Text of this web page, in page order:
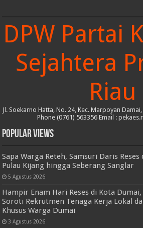
DPW Partai
Sejahtera
Riau
Jl. Soekarno Hatta, No. 24, Kec. Marpoyan
Phone (0761) 563356 Email :
Popular Views
Sapa Warga Reteh, Samsuri Daris
Pulau Kijang hingga Seberang Sanglar
5 Agustus 2026
Hampir Enam Hari Reses di Kota Dumai,
Soroti Rekrutmen Tenaga Kerja Lokal
Khusus Warga Dumai
3 Agustus 2026